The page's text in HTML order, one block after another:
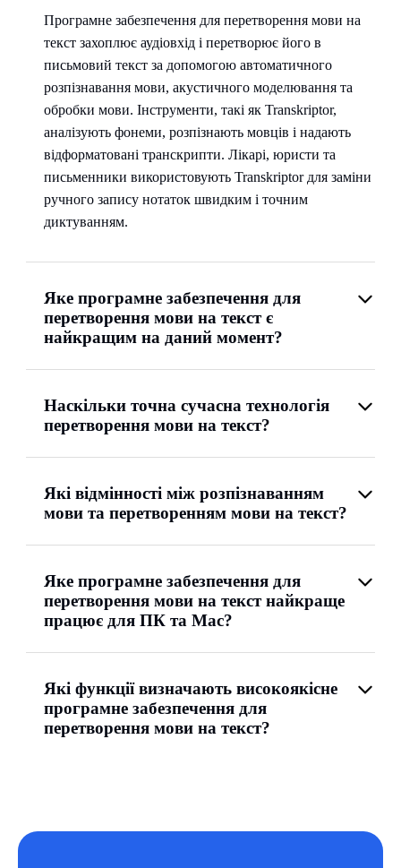
використання. Експорт SRT покриває субтитри для
відеоверсій; діаризація спікерів зберігає багатоголосі
продукції чистими.
Перетворення мови на текст для інтерв'ю
та досліджень
Штучний інтелект обробляє кілька спікерів, різні
акценти та різні середовища запису. Використовуйте
або цитат миттєво. Експортуйте в DOCX для звітів,
статей або якісного аналізу.
Програмне забезпечення для перетворення мови на
текст захоплює аудіовхід і перетворює його в
письмовий текст за допомогою автоматичного
розпізнавання мови, акустичного моделювання та
обробки мови. Інструменти, такі як Transkriptor,
аналізують фонеми, розпізнають мовців і надають
відформатовані транскрипти. Лікарі, юристи та
письменники використовують Transkriptor для заміни
ручного запису нотаток швидким і точним
диктуванням.
Яке програмне забезпечення для
перетворення мови на текст є
найкращим на даний момент?
Наскільки точна сучасна технологія
перетворення мови на текст?
Які відмінності між розпізнаванням
мови та перетворенням мови на текст?
Яке програмне забезпечення для
перетворення мови на текст найкраще
працює для ПК та Mac?
Які функції визначають високоякісне
програмне забезпечення для
перетворення мови на текст?